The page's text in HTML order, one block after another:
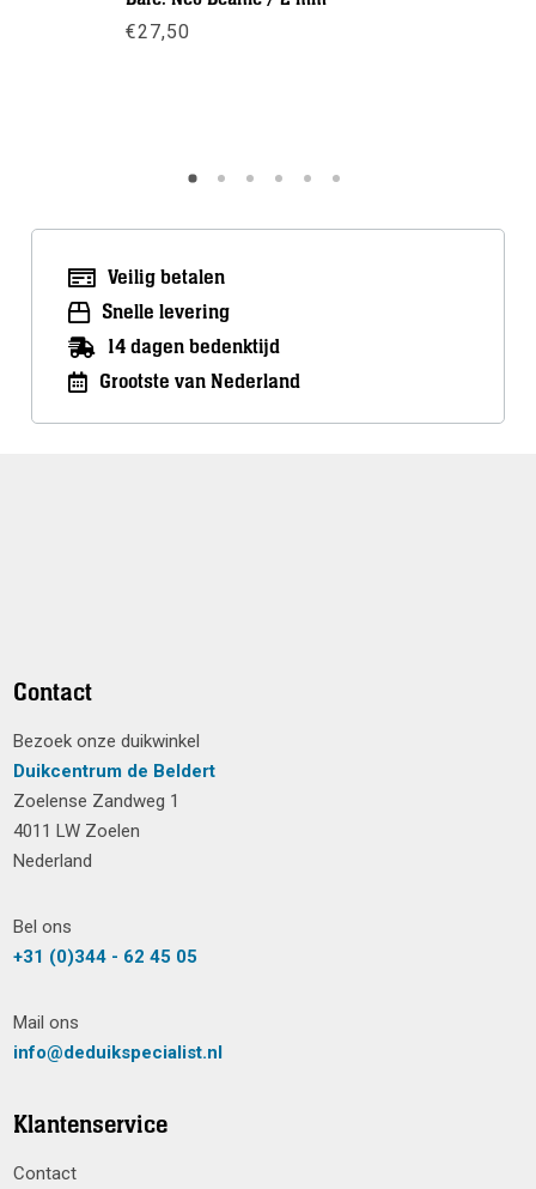
€27,50
Veilig betalen
Snelle levering
14 dagen bedenktijd
Grootste van Nederland
Contact
Bezoek onze duikwinkel
Duikcentrum de Beldert
Zoelense Zandweg 1
4011 LW Zoelen
Nederland
Bel ons
+31 (0)344 - 62 45 05
Mail ons
info@deduikspecialist.nl
Klantenservice
Contact